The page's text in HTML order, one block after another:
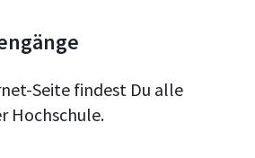
Seite findest Du alle
Hochschule.